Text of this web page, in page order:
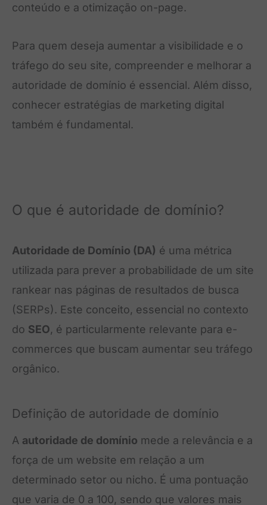
conteúdo e a otimização on-page.
Para quem deseja aumentar a visibilidade e o
tráfego do seu site, compreender e melhorar a
autoridade de domínio é essencial. Além disso,
conhecer estratégias de marketing digital
também é fundamental.
O que é autoridade de domínio?
Autoridade de Domínio (DA) é uma métrica
utilizada para prever a probabilidade de um site
rankear nas páginas de resultados de busca
(SERPs). Este conceito, essencial no contexto
do SEO, é particularmente relevante para e-
commerces que buscam aumentar seu tráfego
orgânico.
Definição de autoridade de domínio
A autoridade de domínio mede a relevância e a
força de um website em relação a um
determinado setor ou nicho. É uma pontuação
que varia de 0 a 100, sendo que valores mais